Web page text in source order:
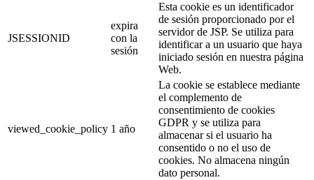
JSESSIONID
expira
con la
sesión
Esta cookie es un identificador
de sesión proporcionado por el
servidor de JSP. Se utiliza para
identificar a un usuario que haya
iniciado sesión en nuestra página
Web.
viewed_cookie_policy 1 año
La cookie se establece mediante
el complemento de
consentimiento de cookies
GDPR y se utiliza para
almacenar si el usuario ha
consentido o no el uso de
cookies. No almacena ningún
dato personal.